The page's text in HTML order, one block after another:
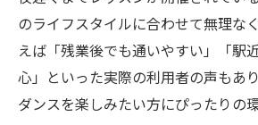
のライフスタイルに合わせて無理な
えば「残業後でも通いやすい」「駅
心」といった実際の利用者の声もあ
ダンスを楽しみたい方にぴったりの環